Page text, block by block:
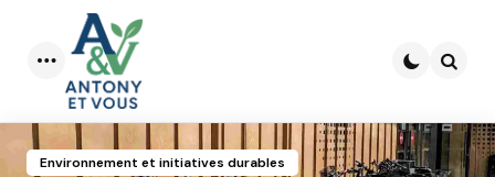
Menu
Environnement et initiatives durables